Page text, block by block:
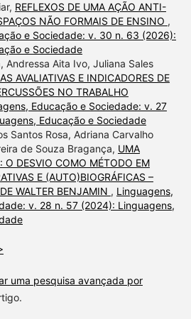
REFLEXOS DE UMA AÇÃO ANTI-
NÃO FORMAIS DE ENSINO ,
e Sociedade: v. 30 n. 63 (2026):
e Sociedade
Andressa Aita Ivo, Juliana Sales
AVALIATIVAS E INDICADORES DE
NO TRABALHO
Educação e Sociedade: v. 27
Educação e Sociedade
Santos Rosa, Adriana Carvalho
de Souza Bragança, UMA
O DESVIO COMO MÉTODO EM
E (AUTO)BIOGRÁFICAS –
WALTER BENJAMIN , Linguagens,
v. 28 n. 57 (2024): Linguagens,
uma pesquisa avançada por